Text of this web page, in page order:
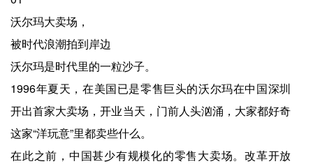
沃尔玛大卖场，
被时代浪潮拍到岸边
沃尔玛是时代里的一粒沙子。
1996年夏天，在美国已是零售巨头的沃尔玛在中国深圳
开出首家大卖场，开业当天，门前人头汹涌，大家都好奇
这家“洋玩意”里都卖些什么。
在此之前，中国甚少有规模化的零售大卖场。改革开放